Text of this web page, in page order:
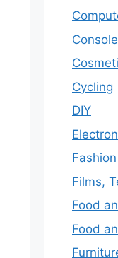
Cycling
DIY
Fashion
Films,
Food
Food